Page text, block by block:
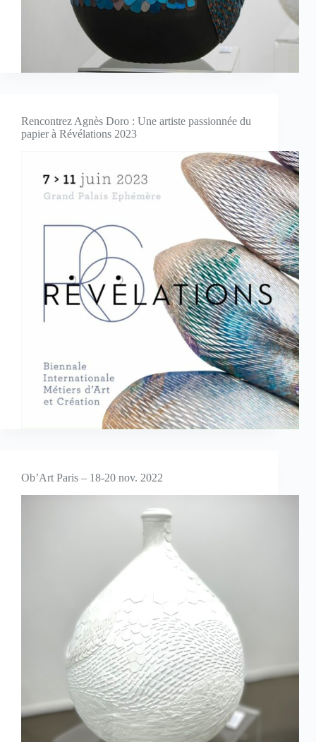
Rencontrez Agnès Doro : Une artiste passionnée du
papier à Révélations 2023
Ob’Art Paris – 18-20 nov. 2022